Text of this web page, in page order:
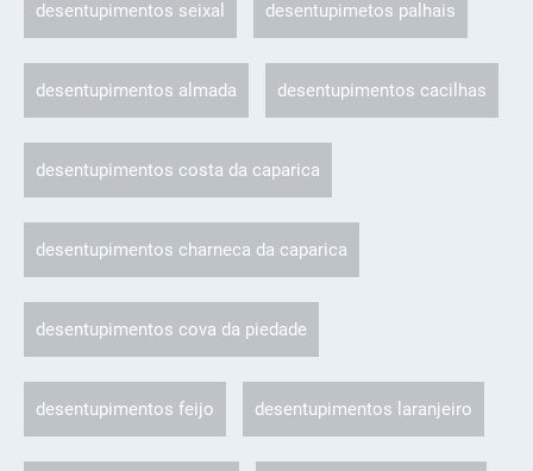
desentupimentos seixal desentupimetos palhais
desentupimentos almada desentupimentos cacilhas
desentupimentos costa da caparica
desentupimentos charneca da caparica
desentupimentos cova da piedade
desentupimentos feijo desentupimentos laranjeiro